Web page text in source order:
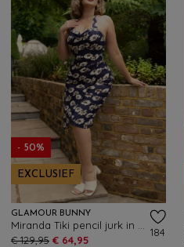
- 50%
EXCLUSIEF
GLAMOUR BUNNY
€ 129,95 € 64,95
184